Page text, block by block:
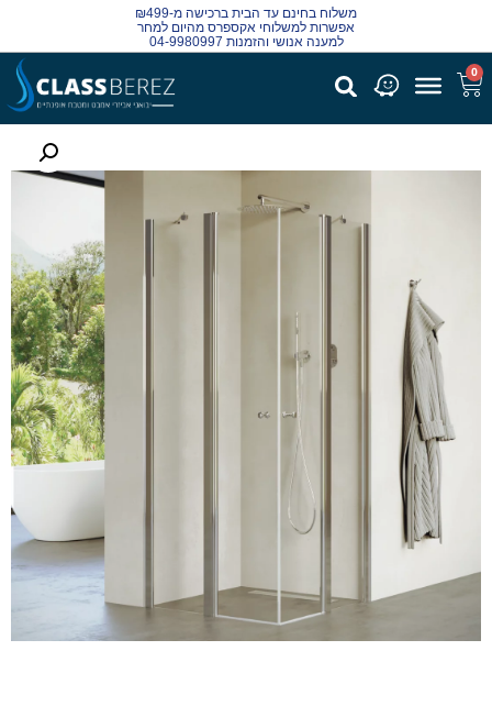
משלוח בחינם עד הבית ברכישה מ-₪499
אפשרות למשלוחי אקספרס מהיום למחר
למענה אנושי והזמנות 04-9980997
0